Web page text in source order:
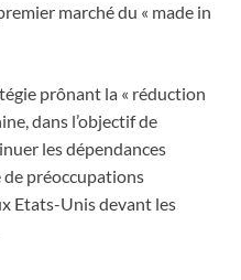
marché du « made in
prônant la « réduction
dans l’objectif de
les dépendances
préoccupations
Etats-Unis devant les